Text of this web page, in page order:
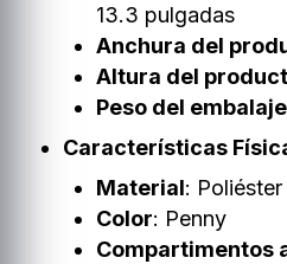
13.3 pulgadas
Anchura del
Altura del
Peso del embalaje
Características
Material: Poliéster
Color: Penny
Compartimentos